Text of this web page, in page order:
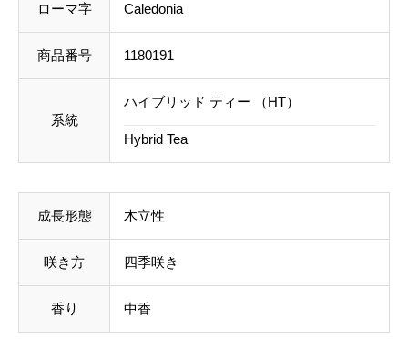
ローマ字 Caledonia
商品番号 1180191
系統
ハイブリッド ティー （HT）
Hybrid Tea
成長形態 木立性
咲き方 四季咲き
香り 中香